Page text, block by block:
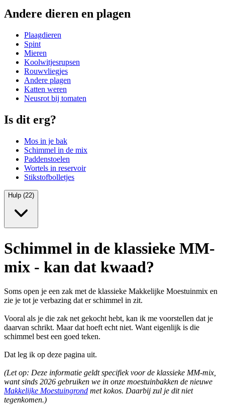
Andere dieren en plagen
Plaagdieren
Spint
Mieren
Koolwitjesrupsen
Rouwvliegjes
Andere plagen
Katten weren
Neusrot bij tomaten
Is dit erg?
Mos in je bak
Schimmel in de mix
Paddenstoelen
Wortels in reservoir
Stikstofbolletjes
Hulp (22)
Schimmel in de klassieke MM-
mix - kan dat kwaad?
Soms open je een zak met de klassieke Makkelijke Moestuinmix en
zie je tot je verbazing dat er schimmel in zit.
Vooral als je die zak net gekocht hebt, kan ik me voorstellen dat je
daarvan schrikt. Maar dat hoeft echt niet. Want eigenlijk is die
schimmel best een goed teken.
Dat leg ik op deze pagina uit.
(Let op: Deze informatie geldt specifiek voor de klassieke MM-mix,
want sinds 2026 gebruiken we in onze moestuinbakken de nieuwe
Makkelijke Moestuingrond met kokos. Daarbij zul je dit niet
tegenkomen.)